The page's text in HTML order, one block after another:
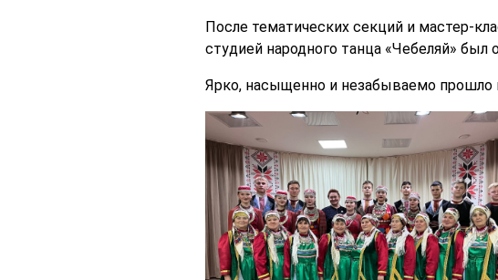
После тематических секций и мастер-
студией народного танца «Чебеляй» был
Ярко, насыщенно и незабываемо прошло